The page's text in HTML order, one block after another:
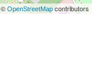
©OpenStreetMap contributors